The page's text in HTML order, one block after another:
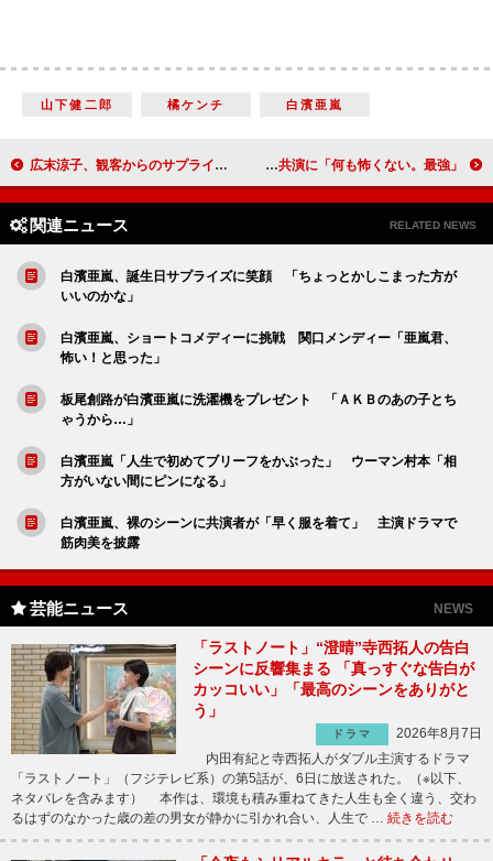
山下健二郎 橘ケンチ 白濱亜嵐
広末涼子、観客からのサプライズに涙 『想いのこし』初日舞台あいさつ ＡＩ、妹のサプライズ登場に涙 イベント初共演に「何も怖くない。最強」
関連ニュース RELATED NEWS
白濱亜嵐、誕生日サプライズに笑顔 「ちょっとかしこまった方が
いいのかな」
白濱亜嵐、ショートコメディーに挑戦 関口メンディー「亜嵐君、
怖い！と思った」
板尾創路が白濱亜嵐に洗濯機をプレゼント 「ＡＫＢのあの子とち
ゃうから…」
白濱亜嵐「人生で初めてブリーフをかぶった」 ウーマン村本「相
方がいない間にピンになる」
白濱亜嵐、裸のシーンに共演者が「早く服を着て」 主演ドラマで
筋肉美を披露
芸能ニュース NEWS
「ラストノート」“澄晴”寺西拓人の告白
シーンに反響集まる 「真っすぐな告白が
カッコいい」「最高のシーンをありがと
う」
ドラマ
2026年8月7日
内田有紀と寺西拓人がダブル主演するドラマ
「ラストノート」（フジテレビ系）の第5話が、6日に放送された。（※以下、
ネタバレを含みます） 本作は、環境も積み重ねてきた人生も全く違う、交わ
るはずのなかった歳の差の男女が静かに引かれ合い、人生で … 続きを読む